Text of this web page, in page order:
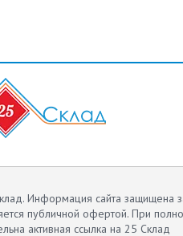
Информация сайта защищена
публичной офертой. При
активная ссылка на 25 Склад